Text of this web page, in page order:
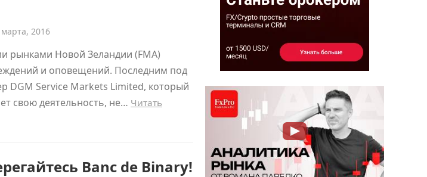
2016
рынками Новой Зеландии (FMA)
и оповещений. Последним под
DGM Service Markets Limited, который
свою деятельность, не… Читать
Banc de Binary!